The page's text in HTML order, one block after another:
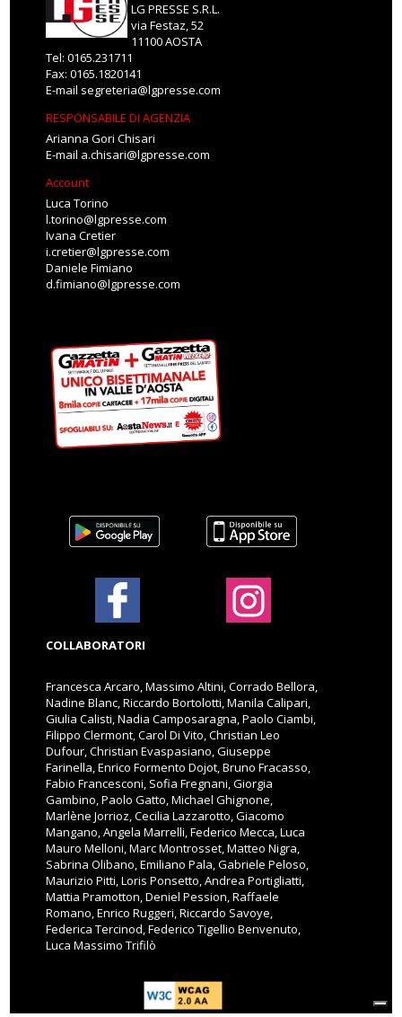
LG PRESSE S.R.L.
via Festaz, 52
11100 AOSTA
Tel: 0165.231711
Fax: 0165.1820141
E-mail segreteria@lgpresse.com
RESPONSABILE DI AGENZIA
Arianna Gori Chisari
E-mail a.chisari@lgpresse.com
Account
Luca Torino
l.torino@lgpresse.com
Ivana Cretier
i.cretier@lgpresse.com
Daniele Fimiano
d.fimiano@lgpresse.com
COLLABORATORI
Francesca Arcaro, Massimo Altini, Corrado Bellora,
Nadine Blanc, Riccardo Bortolotti, Manila Calipari,
Giulia Calisti, Nadia Camposaragna, Paolo Ciambi,
Filippo Clermont, Carol Di Vito, Christian Leo
Dufour, Christian Evaspasiano, Giuseppe
Farinella, Enrico Formento Dojot, Bruno Fracasso,
Fabio Francesconi, Sofia Fregnani, Giorgia
Gambino, Paolo Gatto, Michael Ghignone,
Marlène Jorrioz, Cecilia Lazzarotto, Giacomo
Mangano, Angela Marrelli, Federico Mecca, Luca
Mauro Melloni, Marc Montrosset, Matteo Nigra,
Sabrina Olibano, Emiliano Pala, Gabriele Peloso,
Maurizio Pitti, Loris Ponsetto, Andrea Portigliatti,
Mattia Pramotton, Deniel Pession, Raffaele
Romano, Enrico Ruggeri, Riccardo Savoye,
Federica Tercinod, Federico Tigellio Benvenuto,
Luca Massimo Trifilò